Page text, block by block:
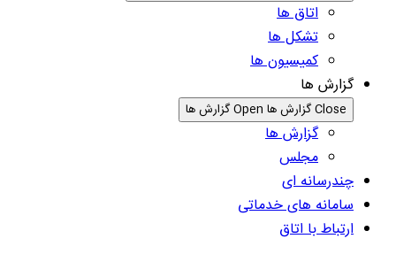
اتاق ها
تشکل ها
کمیسیون ها
گزارش ها
Close گزارش ها Open گزارش ها
گزارش ها
مجلس
چندرسانه ای
سامانه های خدماتی
ارتباط با اتاق